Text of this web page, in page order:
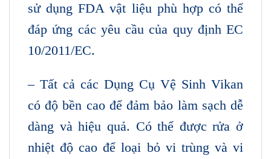
sử dụng FDA vật liệu phù hợp có thể
đáp ứng các yêu cầu của quy định EC
10/2011/EC.
– Tất cả các Dụng Cụ Vệ Sinh Vikan
có độ bền cao để đảm bảo làm sạch dễ
dàng và hiệu quả. Có thể được rửa ở
nhiệt độ cao để loại bỏ vi trùng và vi